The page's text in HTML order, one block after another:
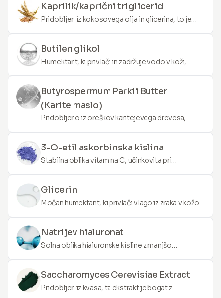
Kaprilik/kaprični triglicerid
Pridobljen iz kokosovega olja in glicerina, to je
lahka, negrezovana olja, ki služi kot odličen
zmanjšuje izgubo vlage.
Butilen glikol
Humektant, ki privlači in zadržuje vodo v koži,
zagotavlja vlaženje. Prav tako izboljša absorpcijo
Butyrospermum Parkii Butter
(Karite maslo)
Pridobljeno iz oreškov karitejevega drevesa,
karitejevo maslo je bogato z maščobnimi
pomaga pomiriti razdraženo kožo in jo zaščititi
pred okoljskimi stresorji.
3-O-etil askorbinska kislina
Stabilna oblika vitamina C, učinkovita pri
posvetlitvi kože, bledenju temnih madežev in
kožo.
Glicerin
Močan humektant, ki privlači vlago iz zraka v kožo,
pomaga jo ohranjati hidrirano, mehko in napeto.
Natrijev hialuronat
Solna oblika hialuronske kisline z manjšo
molekulsko velikostjo, ki omogoča lažjo
vode, glajenje drobnih linij in gub.
Saccharomyces Cerevisiae Extract
Pridobljen iz kvasa, ta ekstrakt je bogat z